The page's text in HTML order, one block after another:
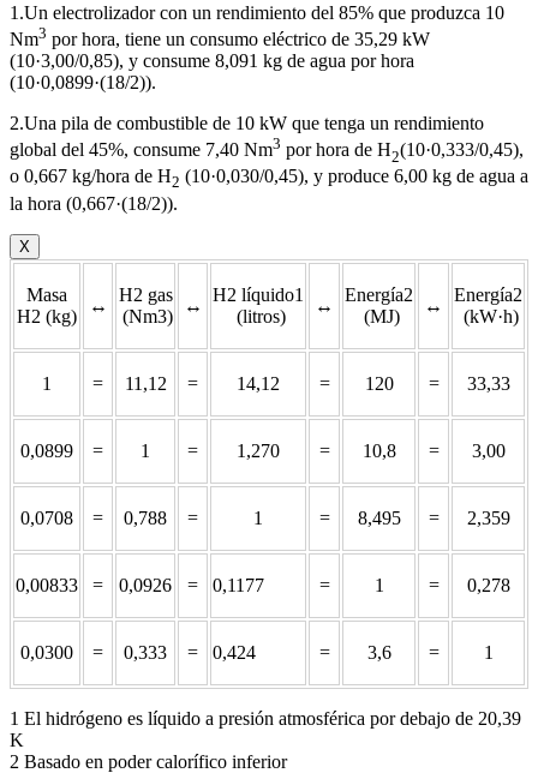
1.Un electrolizador con un rendimiento del 85% que produzca 10
Nm3 por hora, tiene un consumo eléctrico de 35,29 kW
(10·3,00/0,85), y consume 8,091 kg de agua por hora
(10·0,0899·(18/2)).
2.Una pila de combustible de 10 kW que tenga un rendimiento
global del 45%, consume 7,40 Nm3 por hora de H2(10·0,333/0,45),
o 0,667 kg/hora de H2 (10·0,030/0,45), y produce 6,00 kg de agua a
la hora (0,667·(18/2)).
X
Masa
H2 (kg)
↔
H2 gas
(Nm3)
↔
H2 líquido1
(litros)
↔
Energía2
(MJ)
↔
Energía2
(kW·h)
1 = 11,12 = 14,12 = 120 = 33,33
0,0899 = 1 = 1,270 = 10,8 = 3,00
0,0708 = 0,788 = 1 = 8,495 = 2,359
0,00833 = 0,0926 = 0,1177 = 1 = 0,278
0,0300 = 0,333 = 0,424 = 3,6 = 1
1 El hidrógeno es líquido a presión atmosférica por debajo de 20,39
K
2 Basado en poder calorífico inferior